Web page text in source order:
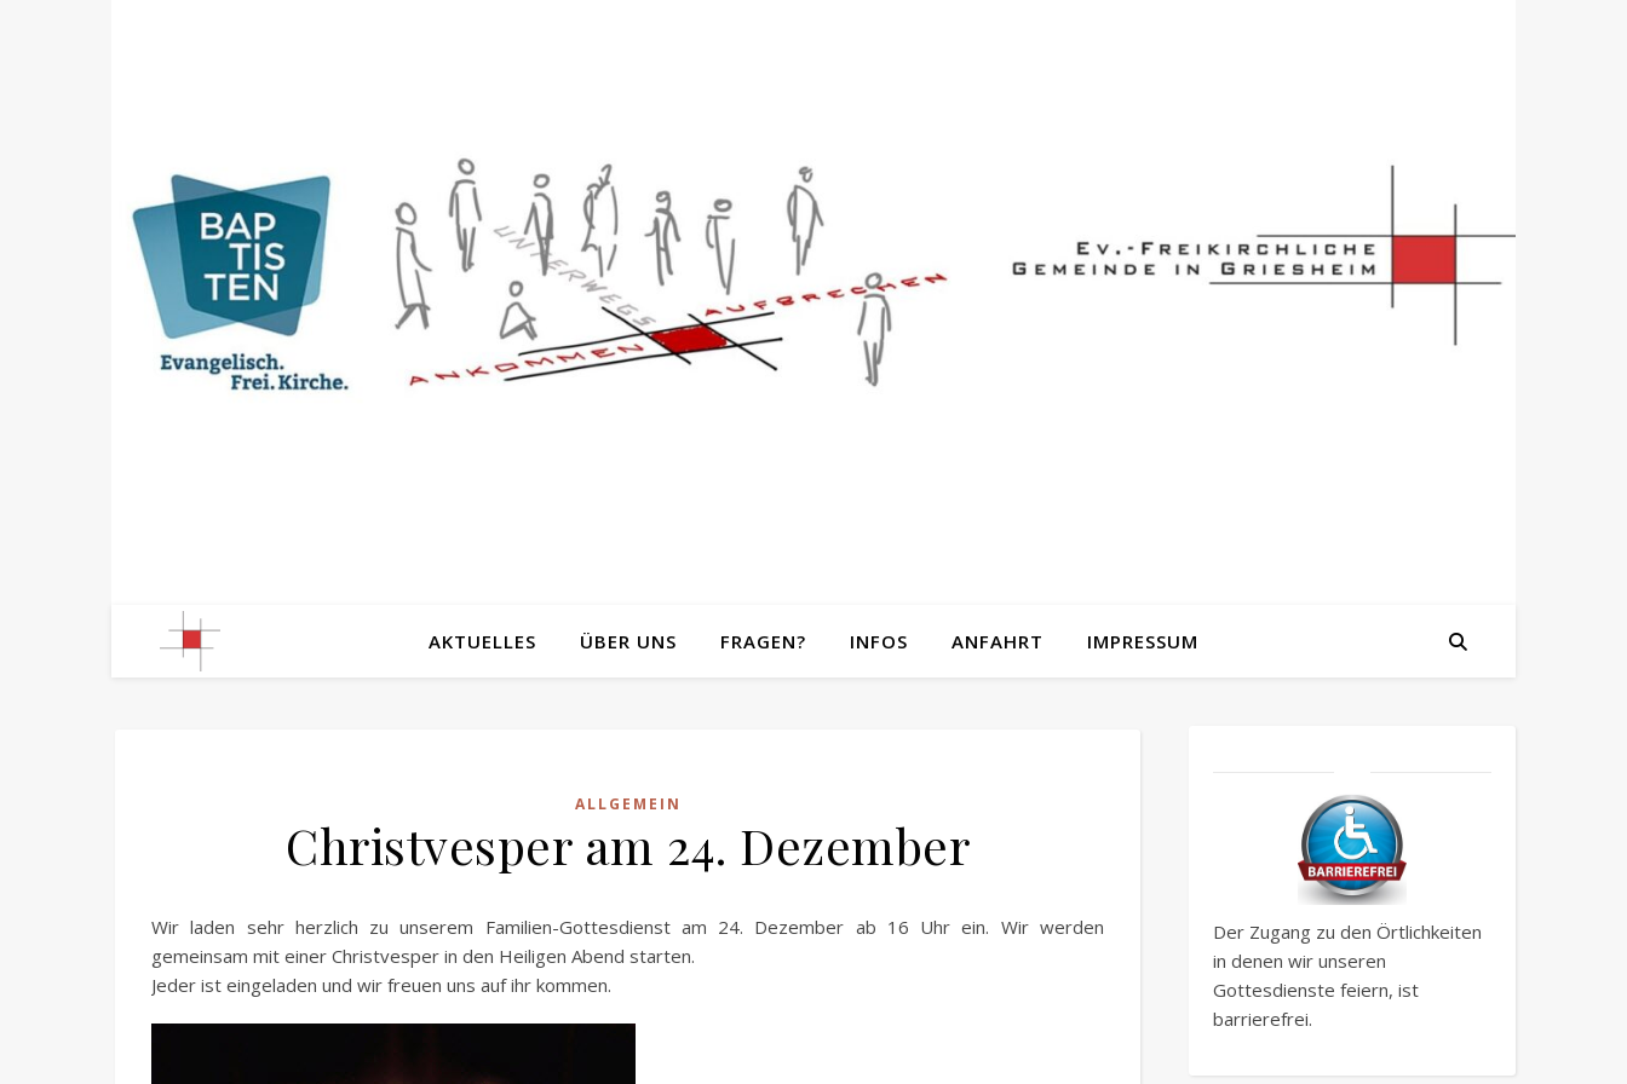
AKTUELLES ÜBER UNS FRAGEN? INFOS ANFAHRT IMPRESSUM
ALLGEMEIN
Christvesper am 24. Dezember
Wir laden sehr herzlich zu unserem Familien-Gottesdienst am 24. Dezember ab 16 Uhr ein. Wir werden
gemeinsam mit einer Christvesper in den Heiligen Abend starten.
Jeder ist eingeladen und wir freuen uns auf ihr kommen.
Der Zugang zu den Örtlichkeiten
in denen wir unseren
Gottesdienste feiern, ist
barrierefrei.